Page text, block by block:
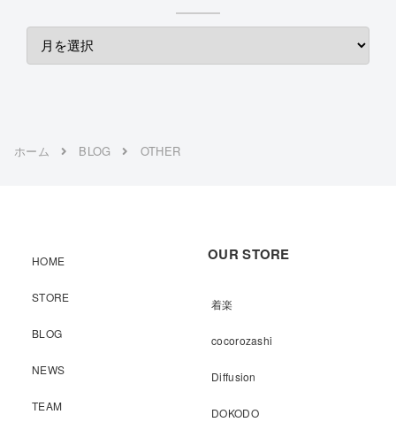
ホーム BLOG OTHER
HOME
STORE
BLOG
NEWS
TEAM
OUR STORE
着楽
cocorozashi
Diffusion
DOKODO